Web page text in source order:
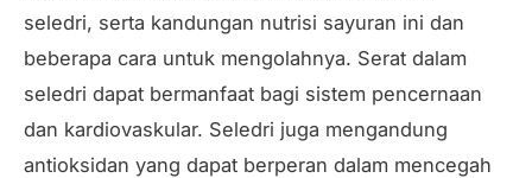
seledri, serta kandungan nutrisi sayuran ini dan
beberapa cara untuk mengolahnya. Serat dalam
seledri dapat bermanfaat bagi sistem pencernaan
dan kardiovaskular. Seledri juga mengandung
antioksidan yang dapat berperan dalam mencegah